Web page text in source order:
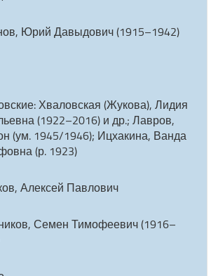
Юрий Давыдович (1915–1942)
Хваловская (Жукова), Лидия
(1922–2016) и др.; Лавров,
(ум. 1945/1946); Ицхакина, Ванда
(р. 1923)
Алексей Павлович
Семен Тимофеевич (1916–